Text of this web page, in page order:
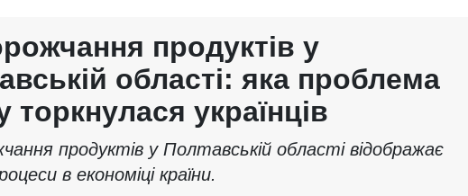
продуктів у
області: яка проблема
торкнулася українців
продуктів у Полтавській області відображає
в економіці країни.